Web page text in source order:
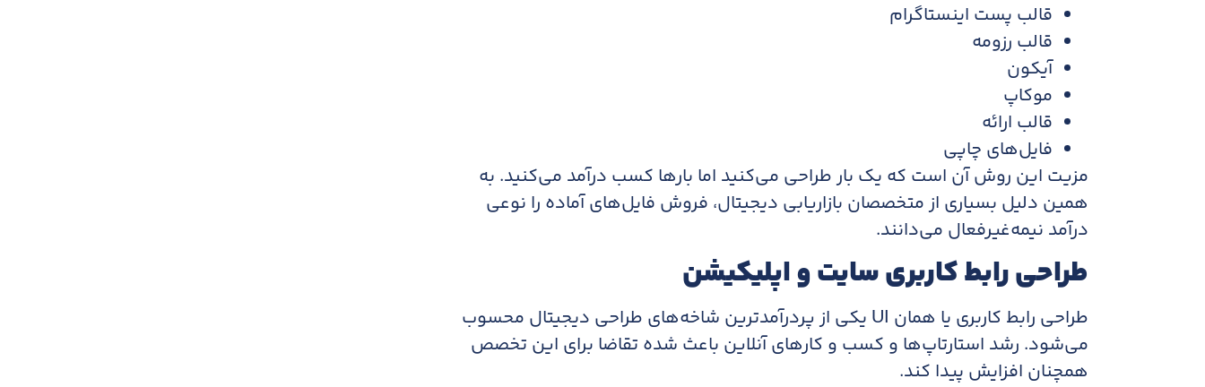
قالب پست اینستاگرام
قالب رزومه
آیکون
موکاپ
قالب ارائه
فایل‌های چاپی
مزیت این روش آن است که یک بار طراحی می‌کنید اما بارها کسب درآمد می‌کنید. به
همین دلیل بسیاری از متخصصان بازاریابی دیجیتال، فروش فایل‌های آماده را نوعی
درآمد نیمه‌غیرفعال می‌دانند.
طراحی رابط کاربری سایت و اپلیکیشن
طراحی رابط کاربری یا همان UI یکی از پردرآمدترین شاخه‌های طراحی دیجیتال محسوب
می‌شود. رشد استارتاپ‌ها و کسب و کارهای آنلاین باعث شده تقاضا برای این تخصص
همچنان افزایش پیدا کند.